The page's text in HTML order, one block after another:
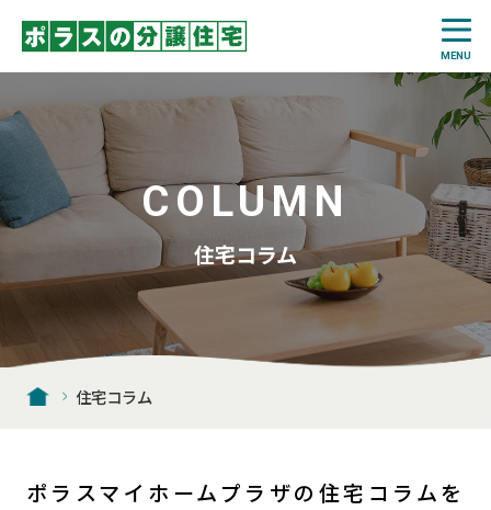
COLUMN
住宅コラム
住宅コラム
ポラスマイホームプラザの住宅コラムを